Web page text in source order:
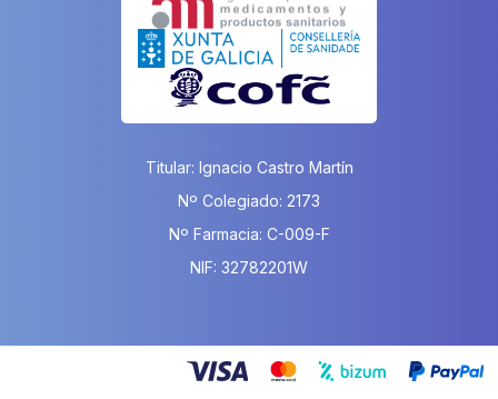
Titular: Ignacio Castro Martín
Nº Colegiado: 2173
Nº Farmacia: C-009-F
NIF: 32782201W